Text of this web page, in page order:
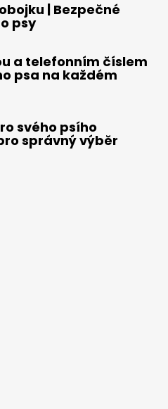
| Bezpečné
psy
a telefonním číslem
psa na každém
svého psího
správný výběr